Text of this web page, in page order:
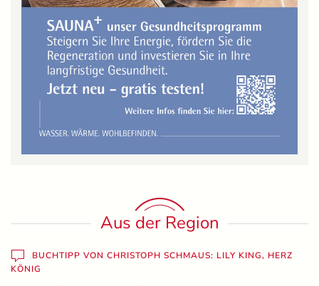
Aus der Region
BUCHTIPP VON CHRISTOPH SCHMAUS: LILY KING, HERZ
KÖNIG